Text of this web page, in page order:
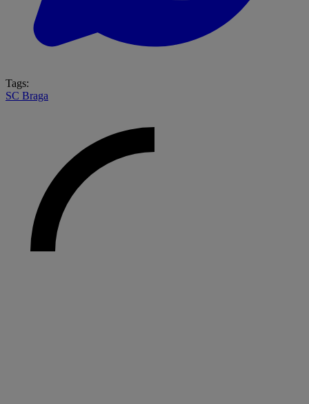
Tags:
SC Braga